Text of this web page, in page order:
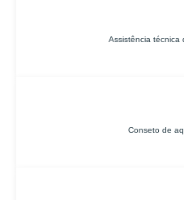
Assistência técnica
Conseto de